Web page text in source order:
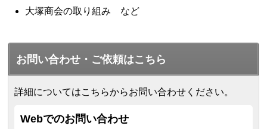
大塚商会の取り組み など
お問い合わせ・ご依頼はこちら
詳細についてはこちらからお問い合わせください。
Webでのお問い合わせ